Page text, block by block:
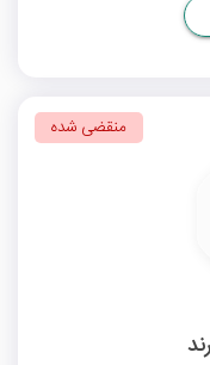
منقضی شده